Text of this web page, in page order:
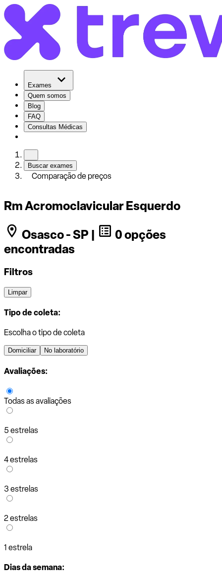
Exames
Quem somos
Blog
FAQ
Consultas Médicas
Buscar exames
Comparação de preços
Rm Acromoclavicular Esquerdo
Osasco - SP |
0 opções
encontradas
Filtros
Limpar
Tipo de coleta:
Escolha o tipo de coleta
Domiciliar No laboratório
Avaliações:
Todas as avaliações
5 estrelas
4 estrelas
3 estrelas
2 estrelas
1 estrela
Dias da semana: